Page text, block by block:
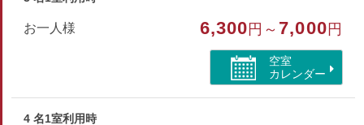
お一人様 6,300 円～ 7,000 円
空室
カレンダー
4 名1室利用時